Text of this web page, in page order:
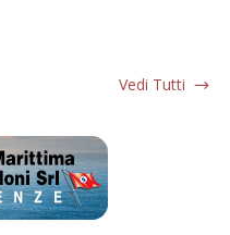
Vedi Tutti